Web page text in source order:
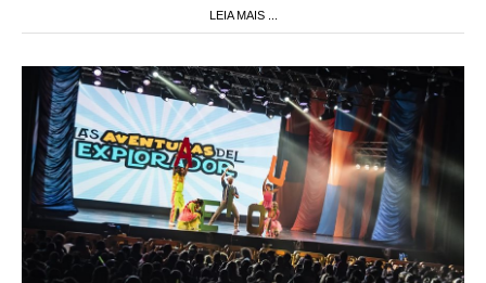
LEIA MAIS ...